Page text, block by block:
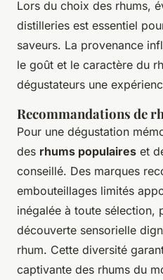
Lors du choix des rhums,
distilleries est essentiel
saveurs. La provenance
le goût et le caractère du
dégustateurs une
Recommandations de
Pour une dégustation
des rhums populaires et
conseillé. Des marques
embouteillages limités
inégalée à toute sélection,
découverte sensorielle
rhum. Cette diversité
captivante des rhums du